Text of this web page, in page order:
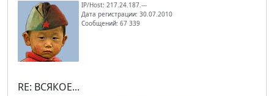
IP/Host: 217.24.187.---
Дата регистрации: 30.07.2010
Сообщений: 67 339
RE: ВСЯКОЕ...